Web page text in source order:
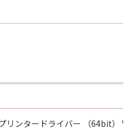
「本ソフトウェア」を
またはその一部が法
された場合でも、そ
リンタードライバー （64bit）